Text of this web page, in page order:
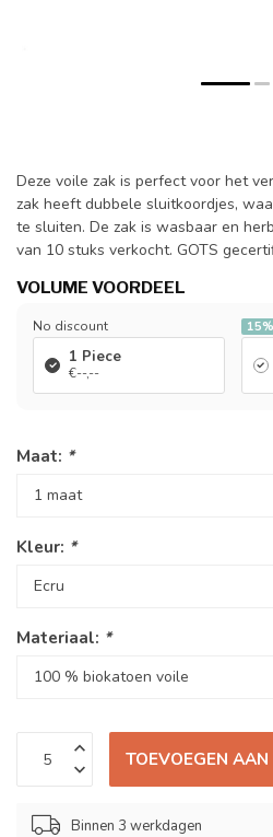
Deze voile zak is perfect voor het
zak heeft dubbele sluitkoordjes,
te sluiten. De zak is wasbaar en
van 10 stuks verkocht. GOTS
VOLUME VOORDEEL
No discount
1 Piece
€--,--
15%
Maat: *
Kleur: *
Materiaal: *
TOEVOEGEN
Binnen 3 werkdagen